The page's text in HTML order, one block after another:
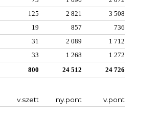
125 2 821
3 508
19 857
736
31 2 089
1 712
33 1 268 1 272
800 24 512 24 726
v.szett ny.pont v.pont